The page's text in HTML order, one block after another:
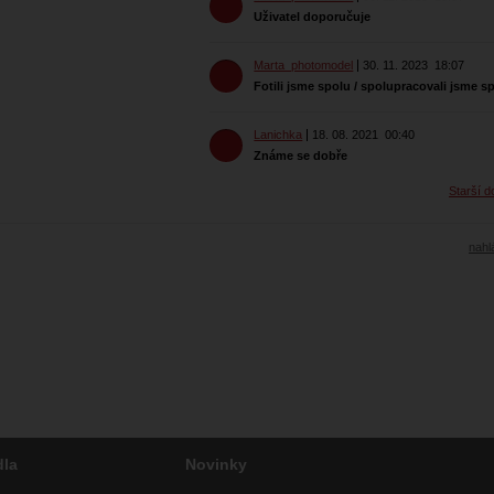
Uživatel doporučuje
Marta_photomodel 30. 11. 2023 18:07
Fotili jsme spolu / spolupracovali jsme
Lanichka 18. 08. 2021
00:40
Známe se dobře
Starší
Novinky